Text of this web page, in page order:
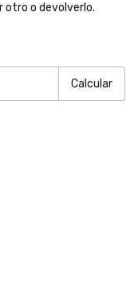
otro o devolverlo.
Calcular